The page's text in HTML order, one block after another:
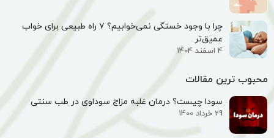
چرا با وجود خستگی نمی‌خوابیم؟ ۷ راه طبیعی برای خواب
عمیق‌تر
4 اسفند 1404
محبوب ترین مقالات
سودا چیست؟ درمان غلبه مزاج سوداوی در طب سنتی
29 خرداد 1400